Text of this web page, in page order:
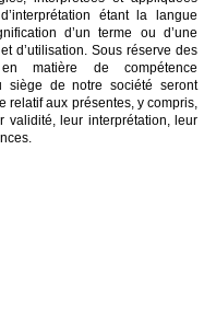
étant la langue
d’un terme ou d’une
d’utilisation. Sous réserve des
matière de compétence
siège de notre société seront
relatif aux présentes, y compris,
validité, leur interprétation, leur